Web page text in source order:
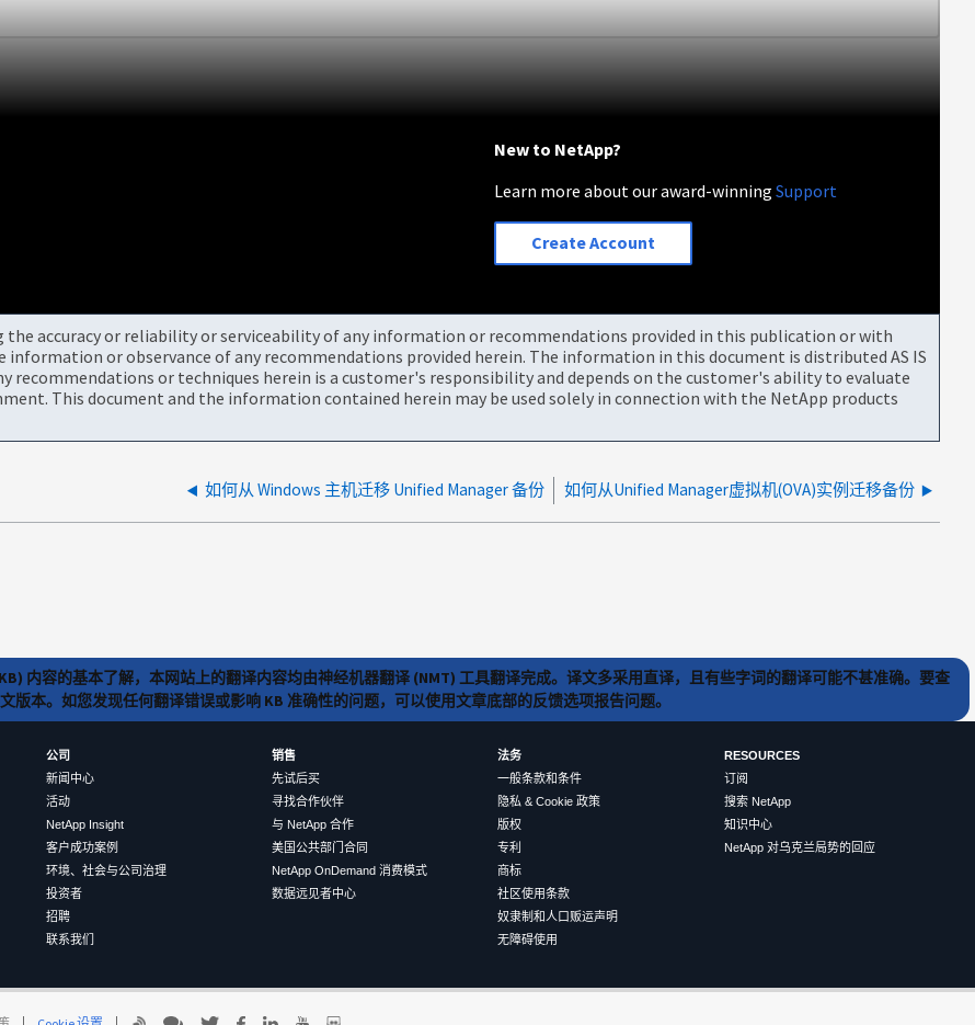
New to NetApp?
Learn more about our award-winningSupport
Create Account
accuracy or reliability or serviceability of any information or recommendations provided in this publication or with
or observance of any recommendations provided herein. The information in this document is distributed AS IS
or techniques herein is a customer's responsibility and depends on the customer's ability to evaluate
This document and the information contained herein may be used solely in connection with the NetApp products
如何从 Windows 主机迁移 Unified Manager 备份 如何从Unified Manager虚拟机(OVA)实例迁移备份
内容的基本了解，本网站上的翻译内容均由神经机器翻译 (NMT) 工具翻译完成。译文多采用直译，且有些字词的翻译可能不甚准确。要查
版本。如您发现任何翻译错误或影响 KB 准确性的问题，可以使用文章底部的反馈选项报告问题。
公司
新闻中心
活动
NetApp Insight
客户成功案例
环境、社会与公司治理
投资者
招聘
联系我们
销售
先试后买
寻找合作伙伴
与 NetApp 合作
美国公共部门合同
NetApp OnDemand 消费模式
数据远见者中心
法务
一般条款和条件
隐私 & Cookie 政策
版权
专利
商标
社区使用条款
奴隶制和人口贩运声明
无障碍使用
RESOURCES
订阅
搜索 NetApp
知识中心
NetApp 对乌克兰局势的回应